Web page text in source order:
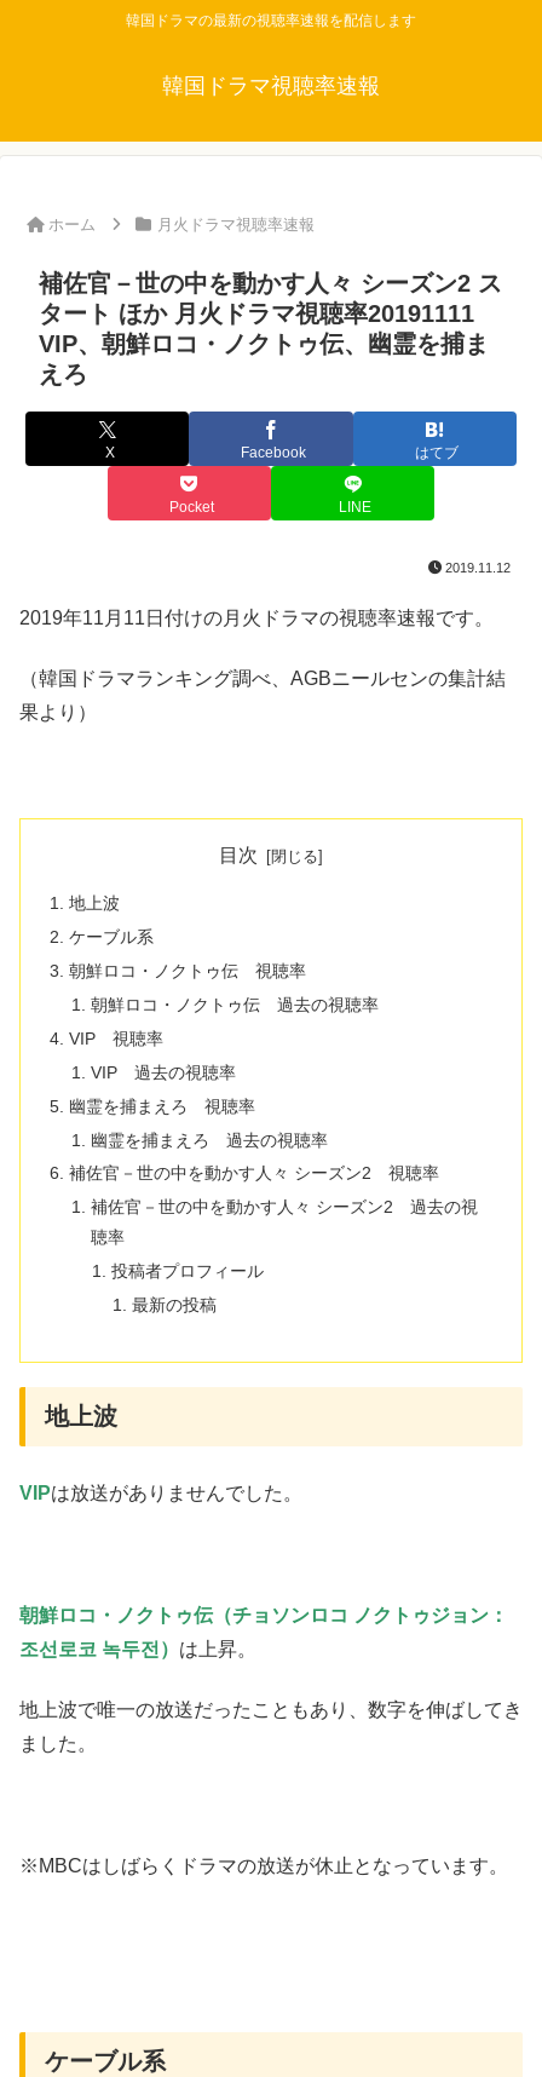
韓国ドラマの最新の視聴率速報を配信します
韓国ドラマ視聴率速報
ホーム 月火ドラマ視聴率速報
補佐官－世の中を動かす人々 シーズン2 ス
タート ほか 月火ドラマ視聴率20191111
VIP、朝鮮ロコ・ノクトゥ伝、幽霊を捕ま
えろ
X Facebook はてブ
Pocket LINE
2019.11.12
2019年11月11日付けの月火ドラマの視聴率速報です。
（韓国ドラマランキング調べ、AGBニールセンの集計結
果より）
目次
地上波
ケーブル系
朝鮮ロコ・ノクトゥ伝 視聴率
朝鮮ロコ・ノクトゥ伝 過去の視聴率
VIP 視聴率
VIP 過去の視聴率
幽霊を捕まえろ 視聴率
幽霊を捕まえろ 過去の視聴率
補佐官－世の中を動かす人々 シーズン2 視聴率
補佐官－世の中を動かす人々 シーズン2 過去の視
聴率
投稿者プロフィール
最新の投稿
地上波
VIPは放送がありませんでした。
朝鮮ロコ・ノクトゥ伝（チョソンロコ ノクトゥジョン：
조선로코 녹두전） は上昇。
地上波で唯一の放送だったこともあり、数字を伸ばしてき
ました。
※MBCはしばらくドラマの放送が休止となっています。
ケーブル系